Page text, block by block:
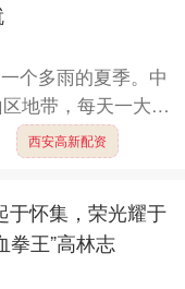
个多雨的夏季。中
地带，每天一大半
主任刘名芳穿着雨
西安高新配资
于怀集，荣光耀于
拳王”高林志